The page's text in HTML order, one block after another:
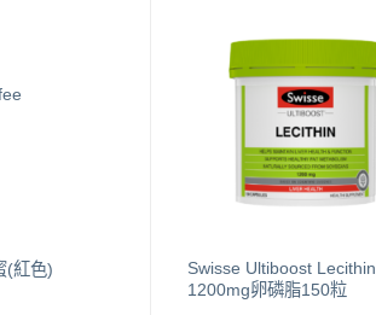
(紅色)
Swisse Ultiboost Lecithin
1200mg卵磷脂150粒
片100粒